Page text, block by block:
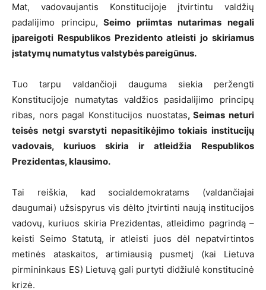
Mat, vadovaujantis Konstitucijoje įtvirtintu valdžių
padalijimo principu, Seimo priimtas nutarimas negali
įpareigoti Respublikos Prezidento atleisti jo skiriamus
įstatymų numatytus valstybės pareigūnus.
Tuo tarpu valdančioji dauguma siekia peržengti
Konstitucijoje numatytas valdžios pasidalijimo principų
ribas, nors pagal Konstitucijos nuostatas, Seimas neturi
teisės netgi svarstyti nepasitikėjimo tokiais institucijų
vadovais, kuriuos skiria ir atleidžia Respublikos
Prezidentas, klausimo.
Tai reiškia, kad socialdemokratams (valdančiajai
daugumai) užsispyrus vis dėlto įtvirtinti naują institucijos
vadovų, kuriuos skiria Prezidentas, atleidimo pagrindą –
keisti Seimo Statutą, ir atleisti juos dėl nepatvirtintos
metinės ataskaitos, artimiausią pusmetį (kai Lietuva
pirmininkaus ES) Lietuvą gali purtyti didžiulė konstitucinė
krizė.